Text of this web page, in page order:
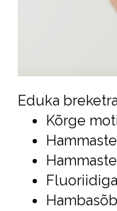
Eduka
Kõrge